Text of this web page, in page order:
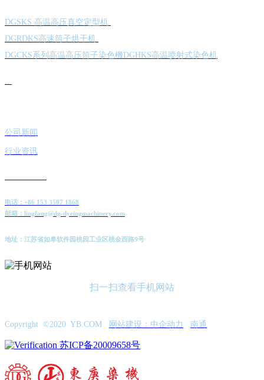
DGSKS 高温高压真空定型机
DGRDKS高速筒子烘干机
DGCKS系列高温高压筒子染色機DGHKS高温喷射式染色机
...
公司新闻
行业资讯
电话：+86 153 3507 1868
邮箱： lingfang@dg-dyeingmachinery.com
地址：江苏省如皋软件园桃园工业区桃金西路9号
扫一扫查看手机网站
Copyright ©2020 YB.COM 网站建设：中企动力 南通
苏ICP备20009658号